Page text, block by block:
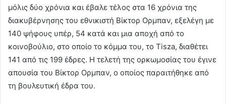
μόλις δύο χρόνια και έβαλε τέλος στα 16 χρόνια της
διακυβέρνησης του εθνικιστή Βίκτορ Ορμπαν, εξελέγη με
140 ψήφους υπέρ, 54 κατά και μια αποχή από το
κοινοβούλιο, στο οποίο το κόμμα του, το Tisza, διαθέτει
141 από τις 199 έδρες. Η τελετή της ορκωμοσίας του έγινε
απουσία του Βίκτορ Ορμπαν, ο οποίος παραιτήθηκε από
τη βουλευτική έδρα του.